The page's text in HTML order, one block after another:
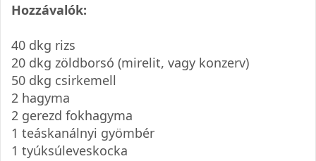
Hozzávalók:
40 dkg rizs
20 dkg zöldborsó (mirelit, vagy konzerv)
50 dkg csirkemell
2 hagyma
2 gerezd fokhagyma
1 teáskanálnyi gyömbér
1 tyúksúleveskocka